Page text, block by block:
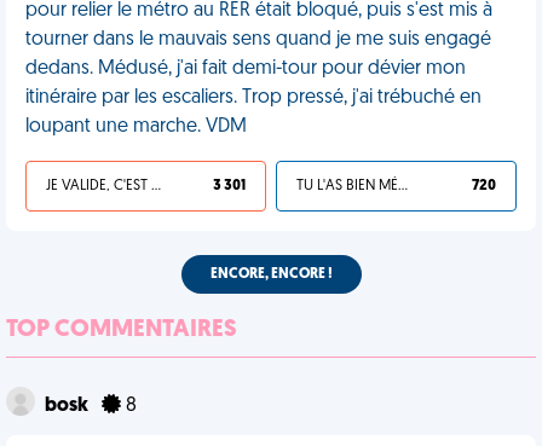
pour relier le métro au RER était bloqué, puis s'est mis à
tourner dans le mauvais sens quand je me suis engagé
dedans. Médusé, j'ai fait demi-tour pour dévier mon
itinéraire par les escaliers. Trop pressé, j'ai trébuché en
loupant une marche. VDM
JE VALIDE, C'EST UNE VDM 3 301 TU L'AS BIEN MÉRITÉ 720
ENCORE, ENCORE !
TOP COMMENTAIRES
bosk 8